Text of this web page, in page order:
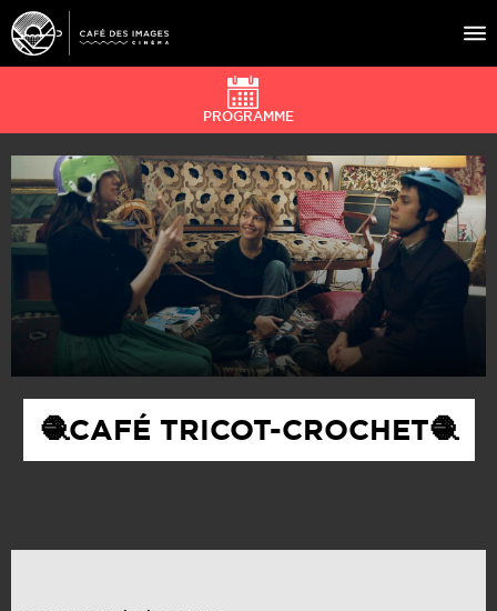
À L’AFFICHE
ÉVÉNEMENTS
CAFÉ DU CINÉ
PRATIQUE
ÉDUCATION AUX IMAGES
PROGRAMME
🧶CAFÉ TRICOT-CROCHET🧶